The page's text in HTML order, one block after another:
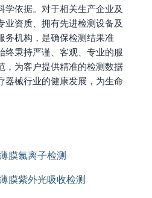
学依据。对于相关生产企业及
业资质、拥有先进检测设备及
务机构，是确保检测结果准
终秉持严谨、客观、专业的服
，为客户提供精准的检测数据
器械行业的健康发展，为生命
膜氯离子检测
膜紫外光吸收检测